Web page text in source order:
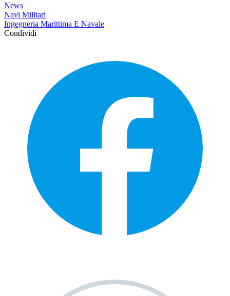
News
Navi Militari
Ingegneria Marittima E Navale
Condividi